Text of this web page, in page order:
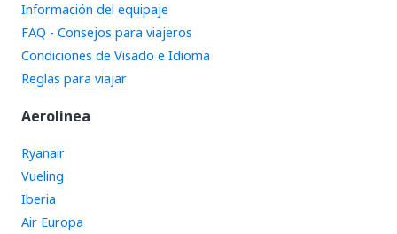
Información del equipaje
FAQ - Consejos para viajeros
Condiciones de Visado e Idioma
Reglas para viajar
Aerolinea
Ryanair
Vueling
Iberia
Air Europa